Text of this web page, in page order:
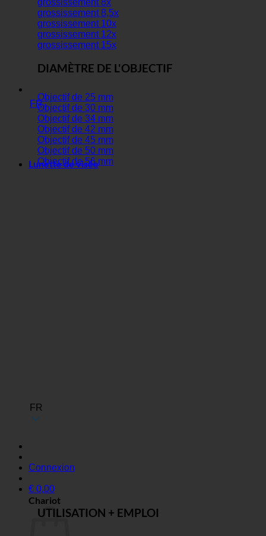
FR
FR
Connexion
€ 0,00
Chariot
grossissement 8x
grossissement 8,5x
grossissement 10x
grossissement 12x
grossissement 15x
DIAMÈTRE DE L'OBJECTIF
Objectif de 25 mm
Objectif de 30 mm
Objectif de 34 mm
Objectif de 42 mm
Objectif de 45 mm
Objectif de 50 mm
Objectif de 56 mm
Lunette de visée
UTILISATION + EMPLOI